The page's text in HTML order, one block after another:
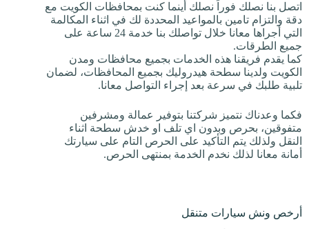
اتصل بنا نصلك فوراً نصلك أينما كنت بمحافظات الكويت مع
دقة والتزام تامين بالمواعيد المحددة لك في اثناء المكالمة
التي أجراها معانا خلال تواصلك بنا خدمة 24 ساعة على
جميع الطرقات.
كما يقدم فريقنا هذه الخدمات بجميع محافظات ومدن
الكويت ولدينا سطحة هيدروليك بجميع المحافظات، لضمان
تلبية طلبك في سرعة بعد إجراء التواصل معانا.
فكما وعدناك نتميز شركتنا بتوفير عمالة ومشرفين
متفوقين، بحرص وبدون اي تلف او خدش سطحة اثناء
النقل ولذلك يتم التأكيد على الحرص التام على سيارتك
أمانة معانا لذلك نخدم الخدمة بمنتهى الحرص.
أرخص ونش سيارات متنقل